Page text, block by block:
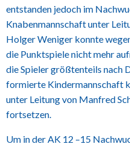
entstanden jedoch im
Knabenmannschaft unter
Holger Weniger konnte
die Punktspiele nicht mehr
die Spieler größtenteils nach
formierte Kindermannschaft
unter Leitung von Manfred
fortsetzen.
Um in der AK 12 –15